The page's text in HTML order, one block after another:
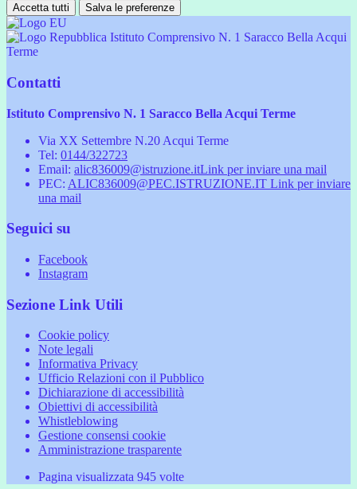
Accetta tutti Salva le preferenze
Istituto Comprensivo N. 1 Saracco Bella Acqui
Terme
Contatti
Istituto Comprensivo N. 1 Saracco Bella Acqui Terme
Via XX Settembre N.20 Acqui Terme
Tel: 0144/322723
Email: alic836009@istruzione.itLink per inviare una mail
PEC: ALIC836009@PEC.ISTRUZIONE.IT Link per inviare
una mail
Seguici su
Facebook
Instagram
Sezione Link Utili
Cookie policy
Note legali
Informativa Privacy
Ufficio Relazioni con il Pubblico
Dichiarazione di accessibilità
Obiettivi di accessibilità
Whistleblowing
Gestione consensi cookie
Amministrazione trasparente
Pagina visualizzata 945 volte